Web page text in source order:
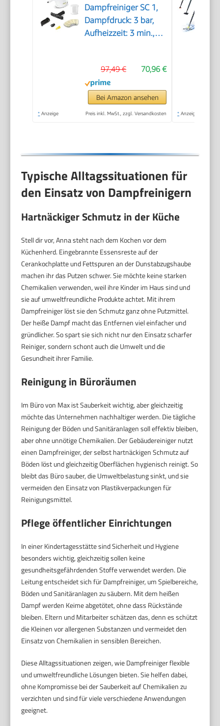
Dampfreiniger SC 1,
Dampfdruck: 3 bar,
Aufheizzeit: 3 min.,
m², Tank: 200 ml, mit
Hand-, Punktstrahl-
und Powerdüse,
Mikrofaser-Überzug
70,96 €
97,49 €
Bei Amazon ansehen
* Anzeige Preis inkl. MwSt., zzgl. Versandkosten * Anzeige
Typische Alltagssituationen für
den Einsatz von Dampfreinigern
Hartnäckiger Schmutz in der Küche
Stell dir vor, Anna steht nach dem Kochen vor dem
Küchenherd. Eingebrannte Essensreste auf der
Cerankochplatte und Fettspuren an der Dunstabzugshaube
machen ihr das Putzen schwer. Sie möchte keine starken
Chemikalien verwenden, weil ihre Kinder im Haus sind und
sie auf umweltfreundliche Produkte achtet. Mit ihrem
Dampfreiniger löst sie den Schmutz ganz ohne Putzmittel.
Der heiße Dampf macht das Entfernen viel einfacher und
gründlicher. So spart sie sich nicht nur den Einsatz scharfer
Reiniger, sondern schont auch die Umwelt und die
Gesundheit ihrer Familie.
Reinigung in Büroräumen
Im Büro von Max ist Sauberkeit wichtig, aber gleichzeitig
möchte das Unternehmen nachhaltiger werden. Die tägliche
Reinigung der Böden und Sanitäranlagen soll effektiv bleiben,
aber ohne unnötige Chemikalien. Der Gebäudereiniger nutzt
einen Dampfreiniger, der selbst hartnäckigen Schmutz auf
Böden löst und gleichzeitig Oberflächen hygienisch reinigt. So
bleibt das Büro sauber, die Umweltbelastung sinkt, und sie
vermeiden den Einsatz von Plastikverpackungen für
Reinigungsmittel.
Pflege öffentlicher Einrichtungen
In einer Kindertagesstätte sind Sicherheit und Hygiene
besonders wichtig, gleichzeitig sollen keine
gesundheitsgefährdenden Stoffe verwendet werden. Die
Leitung entscheidet sich für Dampfreiniger, um Spielbereiche,
Böden und Sanitäranlagen zu säubern. Mit dem heißen
Dampf werden Keime abgetötet, ohne dass Rückstände
bleiben. Eltern und Mitarbeiter schätzen das, denn es schützt
die Kleinen vor allergenen Substanzen und vermeidet den
Einsatz von Chemikalien in sensiblen Bereichen.
Diese Alltagssituationen zeigen, wie Dampfreiniger flexible
und umweltfreundliche Lösungen bieten. Sie helfen dabei,
ohne Kompromisse bei der Sauberkeit auf Chemikalien zu
verzichten und sind für viele verschiedene Anwendungen
geeignet.